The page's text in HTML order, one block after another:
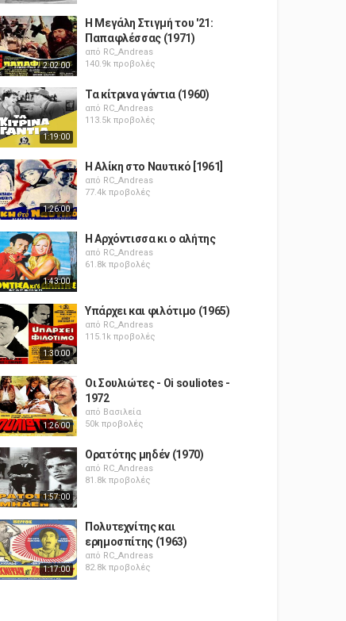
2:02:00
Η Μεγάλη Στιγμή του '21:
Παπαφλέσσας (1971)
από RC_Andreas
140.9k προβολές
1:19:00
Τα κίτρινα γάντια (1960)
από RC_Andreas
113.5k προβολές
1:26:00
Η Αλίκη στο Ναυτικό [1961]
από RC_Andreas
77.4k προβολές
1:43:00
Η Αρχόντισσα κι ο αλήτης
από RC_Andreas
61.8k προβολές
1:30:00
Υπάρχει και φιλότιμο (1965)
από RC_Andreas
115.1k προβολές
1:26:00
Οι Σουλιώτες - Oi souliotes -
1972
από Βασιλεία
50k προβολές
1:57:00
Ορατότης μηδέν (1970)
από RC_Andreas
81.8k προβολές
1:17:00
Πολυτεχνίτης και
ερημοσπίτης (1963)
από RC_Andreas
82.8k προβολές